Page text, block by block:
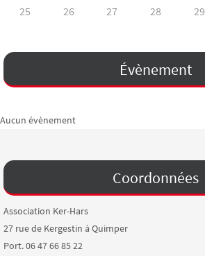
25 26 27 28 29
Évènement
Aucun évènement
Coordonnées
Association Ker-Hars
27 rue de Kergestin à Quimper
Port. 06 47 66 85 22